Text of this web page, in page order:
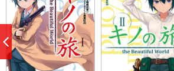
前
へ